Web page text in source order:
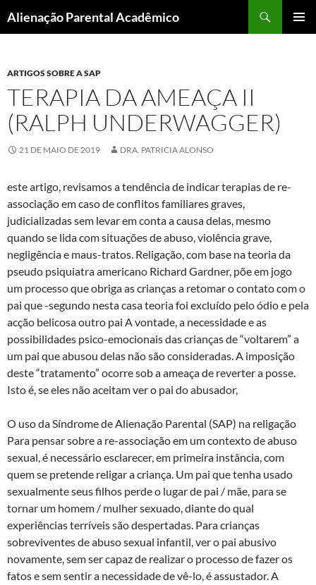
para
Alienação Parental Acadêmico
ARTIGOS SOBRE A SAP
TERAPIA DA AMEAÇA II
(RALPH UNDERWAGGER)
21 DE MAIO DE 2019 DRA. PATRICIA ALONSO
este artigo, revisamos a tendência de indicar terapias de re-
associação em caso de conflitos familiares graves,
judicializadas sem levar em conta a causa delas, mesmo
quando se lida com situações de abuso, violência grave,
negligência e maus-tratos. Religação, com base na teoria da
pseudo psiquiatra americano Richard Gardner, põe em jogo
um processo que obriga as crianças a retomar o contato com o
pai que -segundo nesta casa teoria foi excluído pelo ódio e pela
acção belicosa outro pai A vontade, a necessidade e as
possibilidades psico-emocionais das crianças de “voltarem” a
um pai que abusou delas não são consideradas. A imposição
deste “tratamento” ocorre sob a ameaça de reverter a posse.
Isto é, se eles não aceitam ver o pai do abusador,
O uso da Síndrome de Alienação Parental (SAP) na religação
Para pensar sobre a re-associação em um contexto de abuso
sexual, é necessário esclarecer, em primeira instância, com
quem se pretende religar a criança. Um pai que tenha usado
sexualmente seus filhos perde o lugar de pai / mãe, para se
tornar um homem / mulher sexuado, diante do qual
experiências terríveis são despertadas. Para crianças
sobreviventes de abuso sexual infantil, ver o pai abusivo
novamente, sem ser capaz de realizar o processo de fazer os
fatos e sem sentir a necessidade de vê-lo, é assustador. A